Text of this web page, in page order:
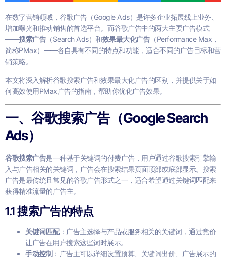
在数字营销领域，谷歌广告（Google Ads）是许多企业拓展线上业务、
增加曝光和推动销售的首选平台。而谷歌广告中的两大主要广告模式
——搜索广告（Search Ads）和效果最大化广告（Performance Max，
简称PMax）——各自具有不同的特点和功能，适合不同的广告目标和营
销策略。
本文将深入解析谷歌搜索广告和效果最大化广告的区别，并提供关于如
何高效使用PMax广告的指南，帮助你优化广告效果。
一、谷歌搜索广告（Google Search
Ads）
谷歌搜索广告是一种基于关键词的付费广告，用户通过谷歌搜索引擎输
入与广告相关的关键词，广告会在搜索结果页面顶部或底部显示。搜索
广告是最传统且常见的谷歌广告形式之一，适合希望通过关键词匹配来
获得精准流量的广告主。
1.1搜索广告的特点
关键词匹配：广告主选择与产品或服务相关的关键词，通过竞价
让广告在用户搜索这些词时展示。
手动控制 ：广告主可以详细设置预算、关键词出价、广告展示的